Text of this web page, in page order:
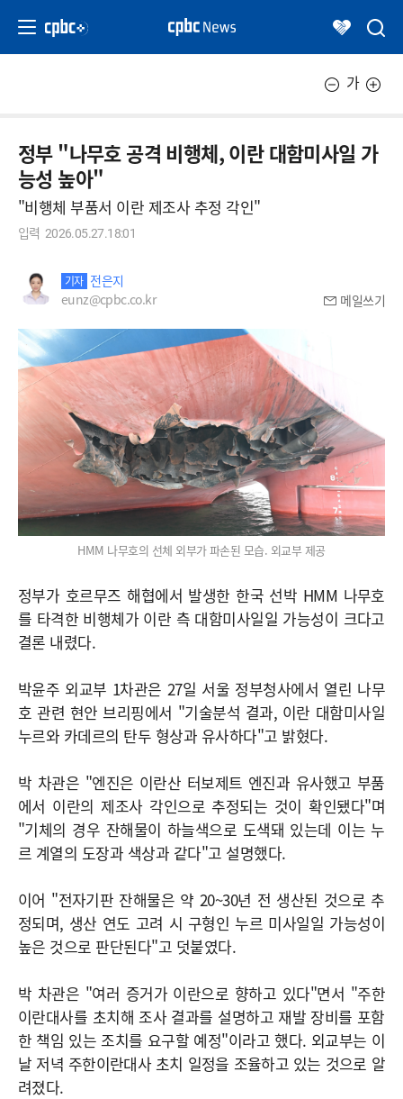
가
정부 "나무호 공격 비행체, 이란 대함미사일 가
능성 높아"
"비행체 부품서 이란 제조사 추정 각인"
입력 2026.05.27.18:01
기자 전은지
eunz@cpbc.co.kr
메일쓰기
HMM 나무호의 선체 외부가 파손된 모습. 외교부 제공
정부가 호르무즈 해협에서 발생한 한국 선박 HMM 나무호
를 타격한 비행체가 이란 측 대함미사일일 가능성이 크다고
결론 내렸다.
박윤주 외교부 1차관은 27일 서울 정부청사에서 열린 나무
호 관련 현안 브리핑에서 "기술분석 결과, 이란 대함미사일
누르와 카데르의 탄두 형상과 유사하다"고 밝혔다.
박 차관은 "엔진은 이란산 터보제트 엔진과 유사했고 부품
에서 이란의 제조사 각인으로 추정되는 것이 확인됐다"며
"기체의 경우 잔해물이 하늘색으로 도색돼 있는데 이는 누
르 계열의 도장과 색상과 같다"고 설명했다.
이어 "전자기판 잔해물은 약 20~30년 전 생산된 것으로 추
정되며, 생산 연도 고려 시 구형인 누르 미사일일 가능성이
높은 것으로 판단된다"고 덧붙였다.
박 차관은 "여러 증거가 이란으로 향하고 있다"면서 "주한
이란대사를 초치해 조사 결과를 설명하고 재발 장비를 포함
한 책임 있는 조치를 요구할 예정"이라고 했다. 외교부는 이
날 저녁 주한이란대사 초치 일정을 조율하고 있는 것으로 알
려졌다.